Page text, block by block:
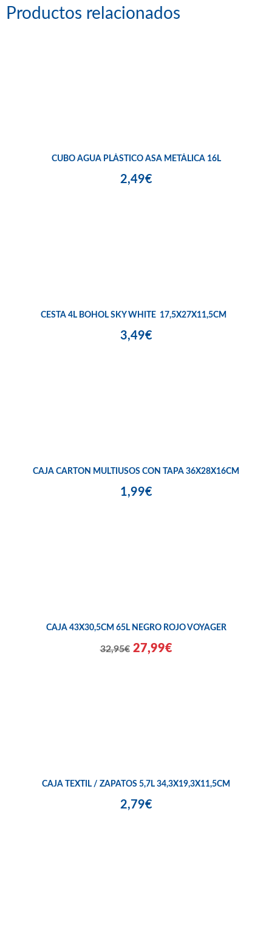
Productos relacionados
CUBO AGUA PLÁSTICO ASA METÁLICA 16L
2,49€
CESTA 4L BOHOL SKY WHITE 17,5X27X11,5CM
3,49€
CAJA CARTON MULTIUSOS CON TAPA 36X28X16CM
1,99€
CAJA 43X30,5CM 65L NEGRO ROJO VOYAGER
32,95€ 27,99€
CAJA TEXTIL / ZAPATOS 5,7L 34,3X19,3X11,5CM
2,79€